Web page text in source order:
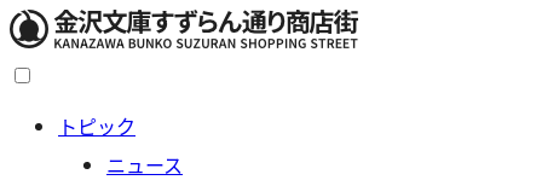
トピック
ニュース